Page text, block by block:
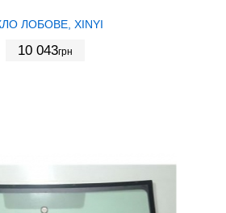
ЛОБОВЕ, XINYI
10 043грн